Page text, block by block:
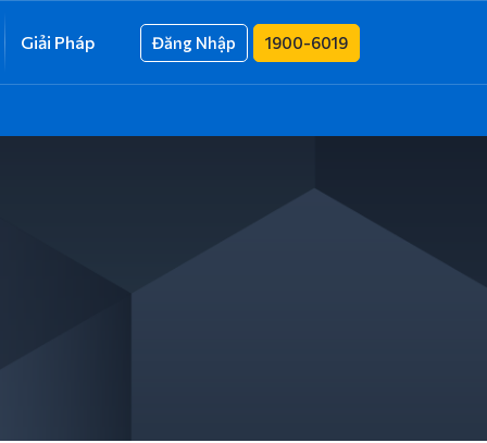
Giải Pháp Đăng Nhập 1900-6019